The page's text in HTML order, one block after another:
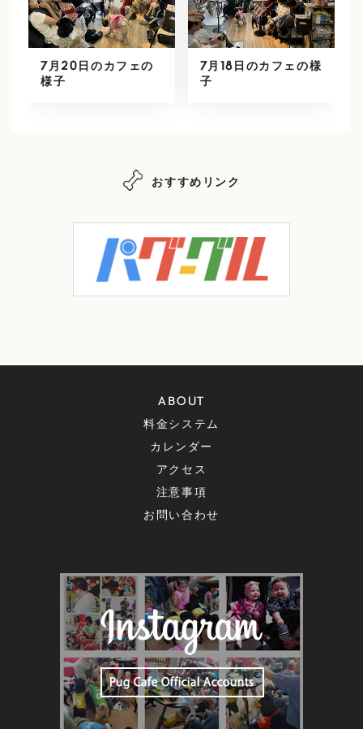
7月20日のカフェの
様子
7月18日のカフェの様
子
おすすめリンク
ABOUT
料金システム
カレンダー
アクセス
注意事項
お問い合わせ